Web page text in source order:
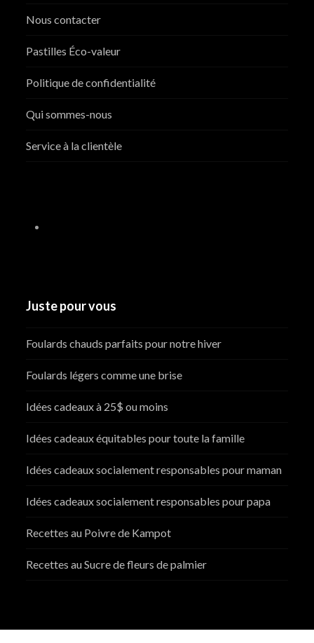
Nous contacter
Pastilles Éco-valeur
Politique de confidentialité
Qui sommes-nous
Service à la clientèle
Juste pour vous
Foulards chauds parfaits pour notre hiver
Foulards légers comme une brise
Idées cadeaux à 25$ ou moins
Idées cadeaux équitables pour toute la famille
Idées cadeaux socialement responsables pour maman
Idées cadeaux socialement responsables pour papa
Recettes au Poivre de Kampot
Recettes au Sucre de fleurs de palmier